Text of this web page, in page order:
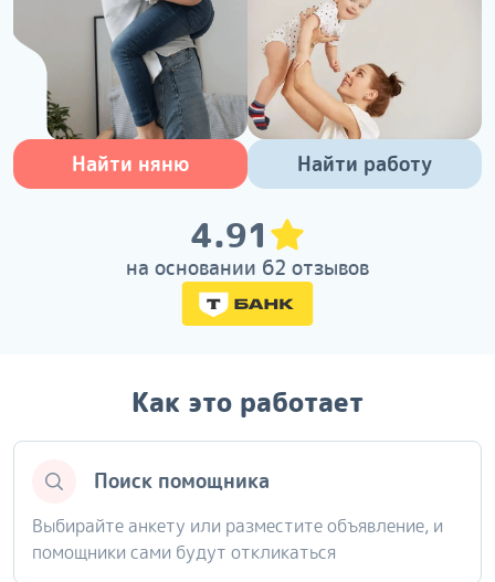
Найти няню Найти работу
4.91
на основании 62 отзывов
Как это работает
Поиск помощника
Выбирайте анкету или разместите объявление, и
помощники сами будут откликаться